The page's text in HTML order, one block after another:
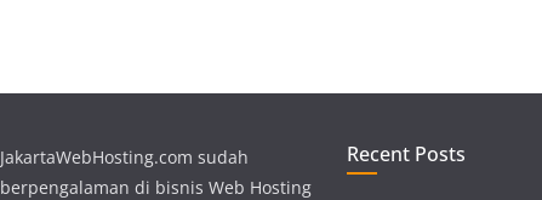
JakartaWebHosting.com sudah
berpengalaman di bisnis Web Hosting
Recent Posts